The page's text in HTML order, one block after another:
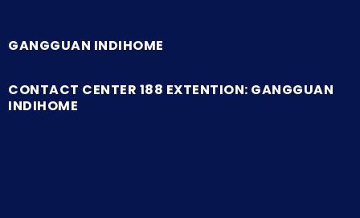
GANGGUAN INDIHOME
CONTACT CENTER 188 EXTENTION: GANGGUAN
INDIHOME